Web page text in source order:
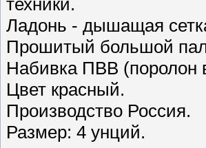
техники.
Ладонь - дышащая
Прошитый большой
Набивка ПВВ (поролон
Цвет красный.
Производство Россия.
Размер: 4 унций.